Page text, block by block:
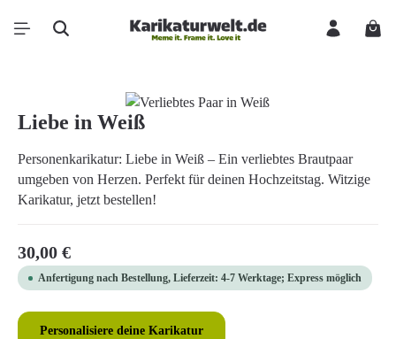
Zum Hauptinhalt springen
Bildergalerie überspringen
Liebe in Weiß
Personenkarikatur: Liebe in Weiß – Ein verliebtes Brautpaar
umgeben von Herzen. Perfekt für deinen Hochzeitstag. Witzige
Karikatur, jetzt bestellen!
Regulärer Preis:
30,00 €
Anfertigung nach Bestellung, Lieferzeit: 4-7 Werktage; Express möglich
Personalisiere deine Karikatur